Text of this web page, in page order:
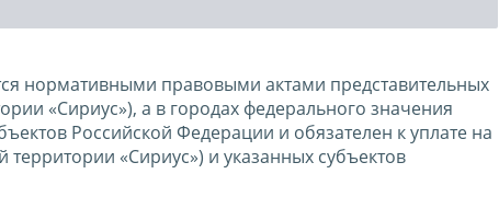
нормативными правовыми актами представительных
«Сириус»), а в городах федерального значения
Российской Федерации и обязателен к уплате на
«Сириус») и указанных субъектов